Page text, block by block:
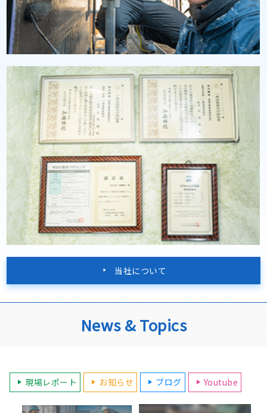
当社について
News & Topics
現場レポート お知らせ ブログ Youtube